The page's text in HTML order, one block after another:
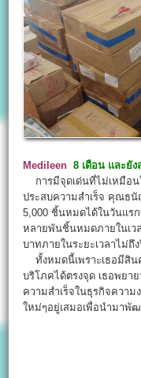
Medileen 8 เดือน และยั
การมีจุดเด่นที่ไม่เหมือ
ประสบความสำเร็จ คุณธ
5,000 ชิ้นหมดได้ในวันแร
หลายพันชิ้นหมดภายในเว
บาทภายในระยะเวลาไม่ถึง
ทั้งหมดนี้เพราะเธอมีสิน
บริโภคได้ตรงจุด เธอพย
ความสำเร็จในธุรกิจควา
ใหม่ๆอยู่เสมอเพื่อนำมาพั